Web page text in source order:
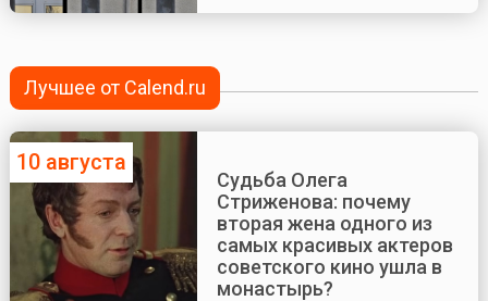
Лучшее от Calend.ru
10 августа
Судьба Олега
Стриженова: почему
вторая жена одного из
самых красивых актеров
советского кино ушла в
монастырь?